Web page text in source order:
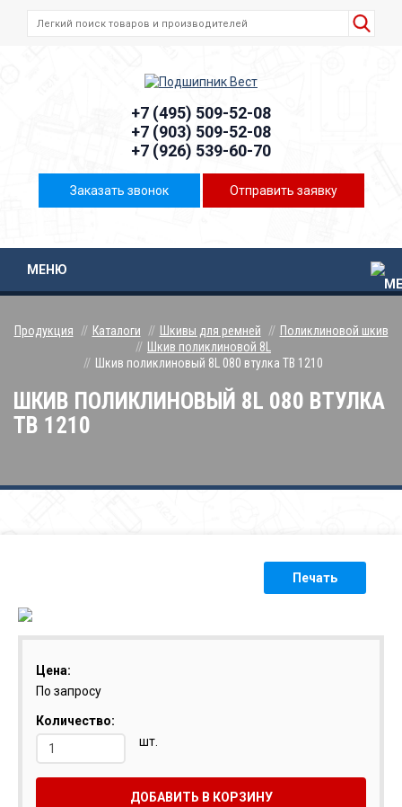
+7 (495) 509-52-08
+7 (903) 509-52-08
+7 (926) 539-60-70
Заказать звонок Отправить заявку
МЕНЮ
Продукция Каталоги Шкивы для ремней
Поликлиновой шкив
Шкив поликлиновой 8L
Шкив поликлиновый 8L 080 втулка ТВ 1210
ШКИВ ПОЛИКЛИНОВЫЙ 8L 080 ВТУЛКА
ТВ 1210
Печать
Цена:
По запросу
Количество:
шт.
ДОБАВИТЬ В КОРЗИНУ